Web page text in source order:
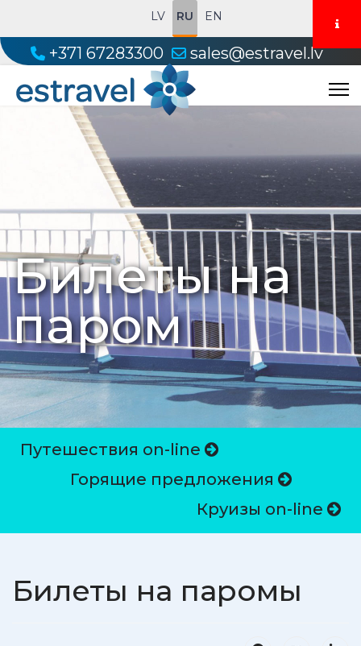
LV RU EN
+371 67283300 sales@estravel.lv
Билеты на
паром
Путешествия on-line
Горящие предложения
Круизы on-line
Билеты на паромы